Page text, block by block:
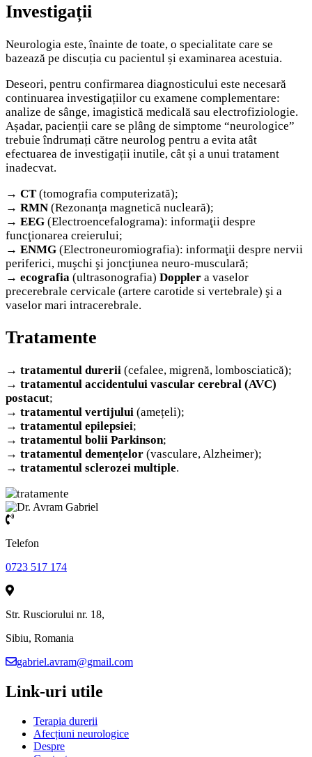
Investigații
Neurologia este, înainte de toate, o specialitate care se
bazează pe discuția cu pacientul și examinarea acestuia.
Deseori, pentru confirmarea diagnosticului este necesară
continuarea investigațiilor cu examene complementare:
analize de sânge, imagistică medicală sau electrofiziologie.
Așadar, pacienții care se plâng de simptome “neurologice”
trebuie îndrumați către neurolog pentru a evita atât
efectuarea de investigații inutile, cât și a unui tratament
inadecvat.
→ CT (tomografia computerizată);
→ RMN (Rezonanţa magnetică nucleară);
→ EEG (Electroencefalograma): informaţii despre
funcţionarea creierului;
→ ENMG (Electroneuromiografia): informaţii despre nervii
periferici, muşchi şi joncţiunea neuro-musculară;
→ ecografia (ultrasonografia) Doppler a vaselor
precerebrale cervicale (artere carotide si vertebrale) şi a
vaselor mari intracerebrale.
Tratamente
→ tratamentul durerii (cefalee, migrenă, lombosciatică);
→ tratamentul accidentului vascular cerebral (AVC)
postacut;
→ tratamentul vertijului (amețeli);
→ tratamentul epilepsiei;
→ tratamentul bolii Parkinson;
→ tratamentul demențelor (vasculare, Alzheimer);
→ tratamentul sclerozei multiple.
Telefon
0723 517 174
Str. Rusciorului nr. 18,
Sibiu, Romania
gabriel.avram@gmail.com
Link-uri utile
Terapia durerii
Afecțiuni neurologice
Despre